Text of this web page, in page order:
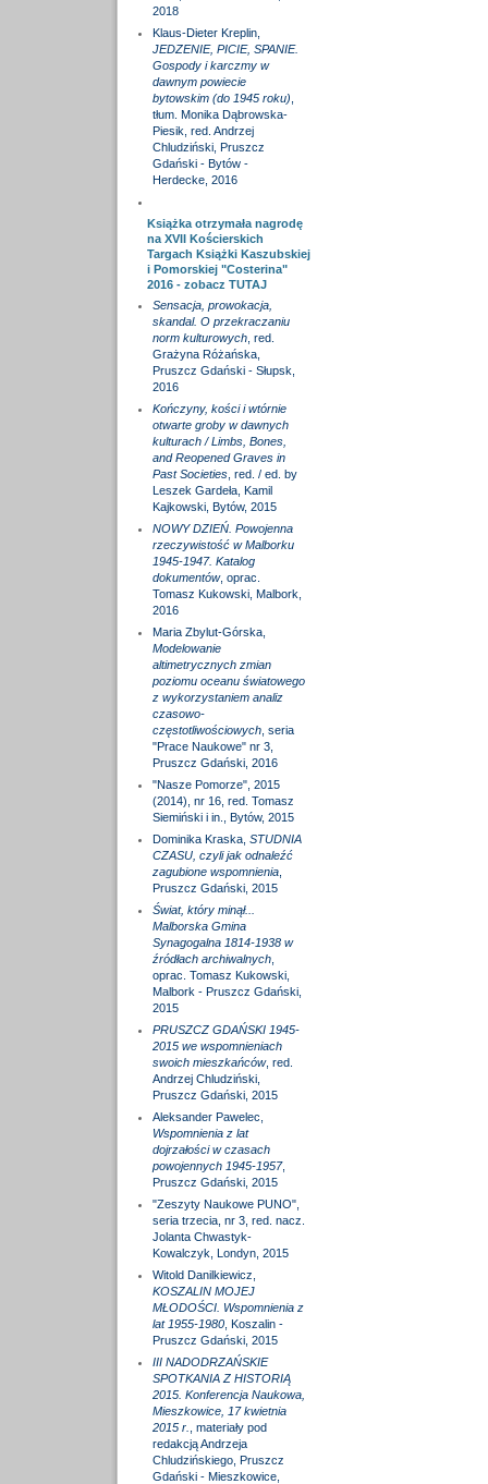
2018
Klaus-Dieter Kreplin,
JEDZENIE, PICIE, SPANIE.
Gospody i karczmy w
dawnym powiecie
bytowskim (do 1945 roku)
tłum. Monika Dąbrowska-
Piesik, red. Andrzej
Chludziński, Pruszcz
Gdański - Bytów -
Herdecke, 2016
Książka otrzymała nagrodę
na XVII Kościerskich
Targach Książki Kaszubskiej
i Pomorskiej "Costerina"
2016 - zobacz TUTAJ
Sensacja, prowokacja,
skandal. O przekraczaniu
norm kulturowych, red.
Grażyna Różańska,
Pruszcz Gdański - Słupsk,
2016
Kończyny, kości i wtórnie
otwarte groby w dawnych
kulturach / Limbs, Bones,
and Reopened Graves in
Past Societies, red. / ed. by
Leszek Gardeła, Kamil
Kajkowski, Bytów, 2015
NOWY DZIEŃ. Powojenna
rzeczywistość w Malborku
1945-1947. Katalog
dokumentów, oprac.
Tomasz Kukowski, Malbork,
2016
Maria Zbylut-Górska,
Modelowanie
altimetrycznych zmian
poziomu oceanu światowego
z wykorzystaniem analiz
czasowo-
częstotliwościowych, seria
"Prace Naukowe" nr 3,
Pruszcz Gdański, 2016
"Nasze Pomorze", 2015
(2014), nr 16, red. Tomasz
Siemiński i in., Bytów, 2015
Dominika Kraska, STUDNIA
CZASU, czyli jak odnaleźć
zagubione wspomnienia,
Pruszcz Gdański, 2015
Świat, który minął...
Malborska Gmina
Synagogalna 1814-1938 w
źródłach archiwalnych,
oprac. Tomasz Kukowski,
Malbork - Pruszcz Gdański,
2015
PRUSZCZ GDAŃSKI 1945-
2015 we wspomnieniach
swoich mieszkańców, red.
Andrzej Chludziński,
Pruszcz Gdański, 2015
Aleksander Pawelec,
Wspomnienia z lat
dojrzałości w czasach
powojennych 1945-1957,
Pruszcz Gdański, 2015
"Zeszyty Naukowe PUNO",
seria trzecia, nr 3, red. nacz.
Jolanta Chwastyk-
Kowalczyk, Londyn, 2015
Witold Danilkiewicz,
KOSZALIN MOJEJ
MŁODOŚCI. Wspomnienia z
lat 1955-1980, Koszalin -
Pruszcz Gdański, 2015
III NADODRZAŃSKIE
SPOTKANIA Z HISTORIĄ
2015. Konferencja Naukowa,
Mieszkowice, 17 kwietnia
2015 r.
, materiały pod
redakcją Andrzeja
Chludzińskiego, Pruszcz
Gdański - Mieszkowice,